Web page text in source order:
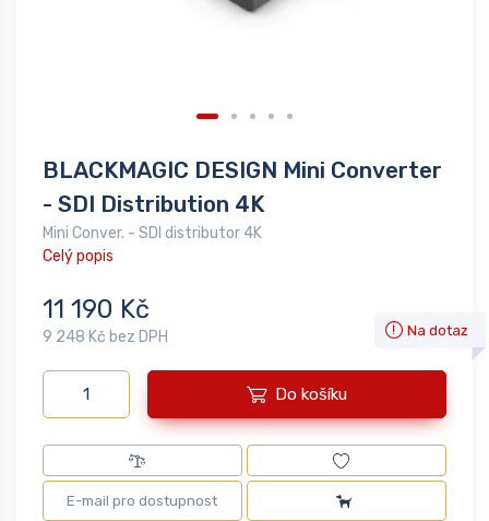
BLACKMAGIC DESIGN Mini Converter
- SDI Distribution 4K
Mini Conver. - SDI distributor 4K
Celý popis
11 190 Kč
9 248 Kč bez DPH Na dotaz
Do košíku